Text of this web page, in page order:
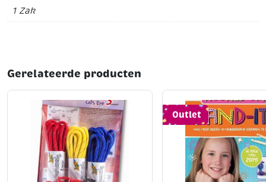
1 Zak
Gerelateerde producten
Outlet